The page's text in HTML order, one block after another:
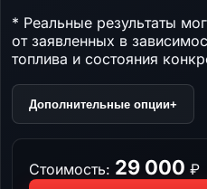
* Реальные результаты
от заявленных в
топлива и состояния
Дополнительные опции+
Стоимость: 29 000 ₽